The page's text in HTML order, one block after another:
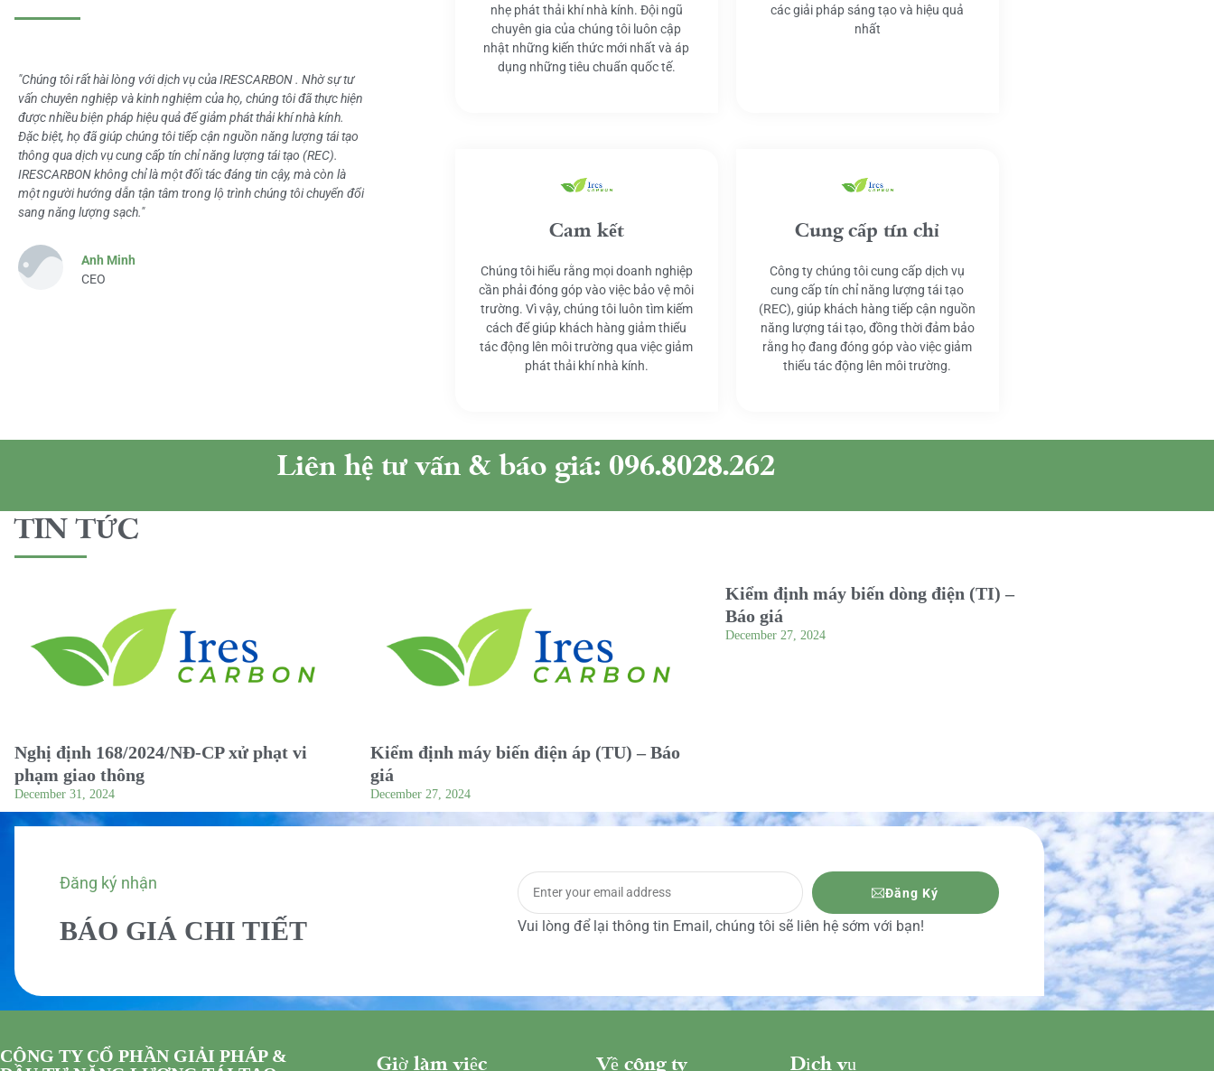
"Chúng tôi rất hài lòng với dịch vụ của IRESCARBON . Nhờ sự tư
vấn chuyên nghiệp và kinh nghiệm của họ, chúng tôi đã thực hiện
được nhiều biện pháp hiệu quả để giảm phát thải khí nhà kính.
Đặc biệt, họ đã giúp chúng tôi tiếp cận nguồn năng lượng tái tạo
thông qua dịch vụ cung cấp tín chỉ năng lượng tái tạo (REC).
IRESCARBON không chỉ là một đối tác đáng tin cậy, mà còn là
một người hướng dẫn tận tâm trong lộ trình chúng tôi chuyển đổi
sang năng lượng sạch."
Anh Minh
CEO
nhẹ phát thải khí nhà kính. Đội ngũ
chuyên gia của chúng tôi luôn cập
nhật những kiến thức mới nhất và áp
dụng những tiêu chuẩn quốc tế.
các giải pháp sáng tạo và hiệu quả
nhất
Cam kết
Chúng tôi hiểu rằng mọi doanh nghiệp
cần phải đóng góp vào việc bảo vệ môi
trường. Vì vậy, chúng tôi luôn tìm kiếm
cách để giúp khách hàng giảm thiểu
tác động lên môi trường qua việc giảm
phát thải khí nhà kính.
Cung cấp tín chỉ
Công ty chúng tôi cung cấp dịch vụ
cung cấp tín chỉ năng lượng tái tạo
(REC), giúp khách hàng tiếp cận nguồn
năng lượng tái tạo, đồng thời đảm bảo
rằng họ đang đóng góp vào việc giảm
thiểu tác động lên môi trường.
Liên hệ tư vấn & báo giá: 096.8028.262
TIN TỨC
Nghị định 168/2024/NĐ-CP xử phạt vi
phạm giao thông
December 31, 2024
Kiểm định máy biến điện áp (TU) – Báo
giá
December 27, 2024
Kiểm định máy biến dòng điện (TI) –
Báo giá
December 27, 2024
Đăng ký nhận
BÁO GIÁ CHI TIẾT
Đăng Ký
Vui lòng để lại thông tin Email, chúng tôi sẽ liên hệ sớm với bạn!
CÔNG TY CỔ PHẦN GIẢI PHÁP &
Giờ làm việc Về công ty Dịch vụ